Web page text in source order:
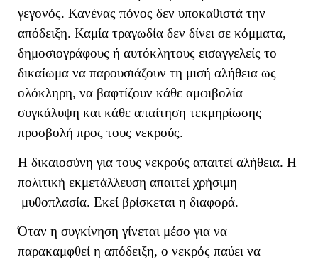
γεγονός. Κανένας πόνος δεν υποκαθιστά την
απόδειξη. Καμία τραγωδία δεν δίνει σε κόμματα,
δημοσιογράφους ή αυτόκλητους εισαγγελείς το
δικαίωμα να παρουσιάζουν τη μισή αλήθεια ως
ολόκληρη, να βαφτίζουν κάθε αμφιβολία
συγκάλυψη και κάθε απαίτηση τεκμηρίωσης
προσβολή προς τους νεκρούς.
Η δικαιοσύνη για τους νεκρούς απαιτεί αλήθεια. Η
πολιτική εκμετάλλευση απαιτεί χρήσιμη
μυθοπλασία. Εκεί βρίσκεται η διαφορά.
Όταν η συγκίνηση γίνεται μέσο για να
παρακαμφθεί η απόδειξη, ο νεκρός παύει να